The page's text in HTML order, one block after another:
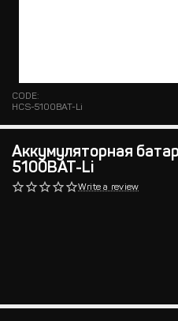
CODE:
HCS-5100BAT-Li
Аккумуляторная
5100BAT-Li
Write a review